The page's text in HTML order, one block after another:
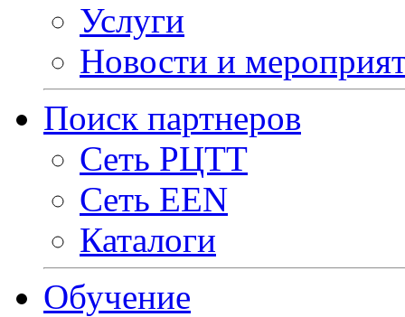
Услуги
Новости и
Поиск партнеров
Сеть РЦТТ
Сеть EEN
Каталоги
Обучение